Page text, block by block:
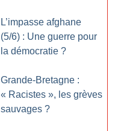
L’impasse afghane
(5/6) : Une guerre pour
la démocratie ?
Grande-Bretagne :
« Racistes », les grèves
sauvages ?